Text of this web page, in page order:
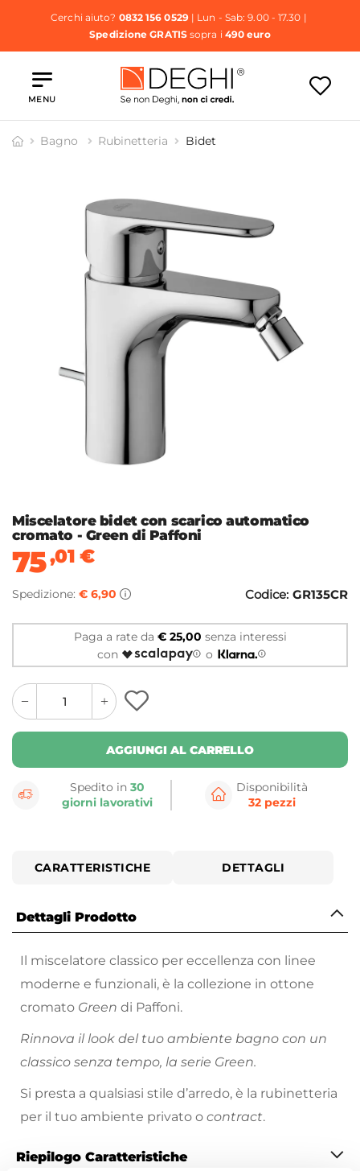
Cerchi aiuto? 0832 156 0529| Lun - Sab: 9.00 - 17.30 |
Spedizione GRATISsopra i 490 euro
MENU
Bagno Rubinetteria Bidet
Miscelatore bidet con scarico automatico
cromato - Green di Paffoni
75,01 €
Spedizione: € 6,90 Codice: GR135CR
Paga a rate da € 25,00 senza interessi
con
o
quantity
button
quantity
minus
button
AGGIUNGI AL CARRELLO
Spedito in 30
giorni lavorativi
Disponibilità
32 pezzi
CARATTERISTICHE DETTAGLI
Dettagli Prodotto
Il miscelatore classico per eccellenza con linee
moderne e funzionali, è la collezione in ottone
cromato Green di Paffoni.
Rinnova il look del tuo ambiente bagno con un
classico senza tempo, la serie Green.
Si presta a qualsiasi stile d’arredo, è la rubinetteria
per il tuo ambiente privato o contract.
Riepilogo Caratteristiche